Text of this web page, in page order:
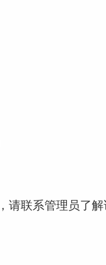
请联系管理员了